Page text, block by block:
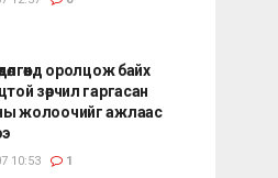
оролцож байх
зөрчил гаргасан
жолоочийг ажлаас
10:53 1